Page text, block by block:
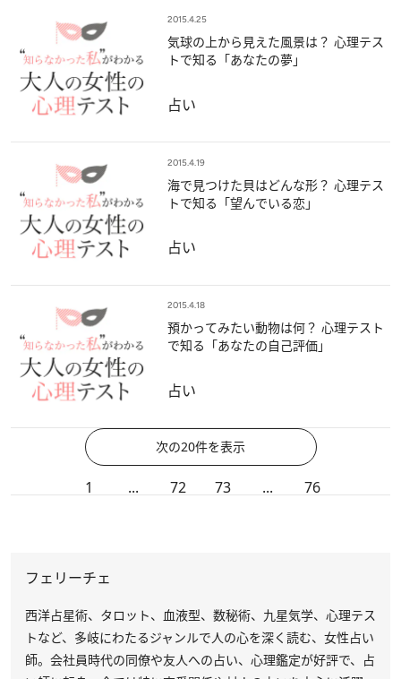
2015.4.25
気球の上から見えた風景は？ 心理テス
トで知る「あなたの夢」
占い
2015.4.19
海で見つけた貝はどんな形？ 心理テス
トで知る「望んでいる恋」
占い
2015.4.18
預かってみたい動物は何？ 心理テスト
で知る「あなたの自己評価」
占い
次の20件を表示
1 ... 72 73 ... 76
フェリーチェ
西洋占星術、タロット、血液型、数秘術、九星気学、心理テス
トなど、多岐にわたるジャンルで人の心を深く読む、女性占い
師。会社員時代の同僚や友人への占い、心理鑑定が好評で、占